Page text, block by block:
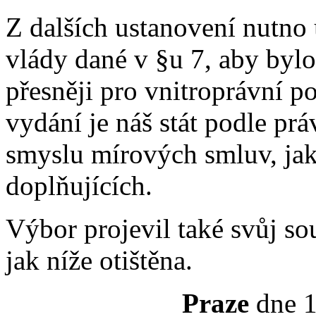
Z dalších ustanovení
vlády dané v §u 7, aby
přesněji pro vnitroprávní
vydání je náš stát podle
smyslu mírových smluv,
doplňujících.
Výbor projevil také svůj
jak níže otištěna.
Prazedne